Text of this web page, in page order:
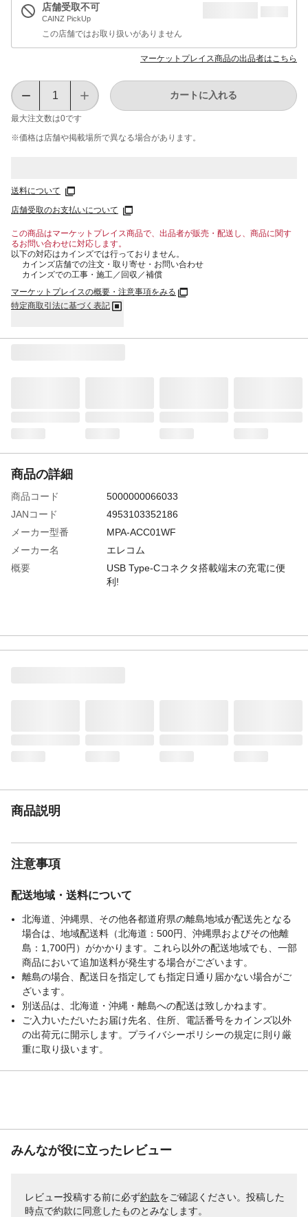
店舗受取不可
CAINZ PickUp
この店舗ではお取り扱いがありません
マーケットプレイス商品の出品者はこちら
最大注文数は0です
カートに入れる
※価格は​店舗や​掲載場所で​異なる​場合が​あります。
送料について
店舗受取のお支払いについて
この商品はマーケットプレイス商品で、出品者が販売・配送し、商品に関す
るお問い合わせに対応します。
以下の対応はカインズでは行っておりません。
カインズ店舗での注文・取り寄せ・お問い合わせ
カインズでの工事・施工／回収／補償
マーケットプレイスの概要・注意事項をみる
特定商取引法に基づく表記
商品の詳細
商品コード
5000000066033
JANコード
4953103352186
メーカー型番
MPA-ACC01WF
メーカー名
エレコム
概要
USB Type-Cコネクタ搭載端末の充電に便
利!
商品説明
注意事項
配送地域・送料について
北海道、沖縄県、その他各都道府県の離島地域が配送先となる
場合は、地域配送料（北海道：500円、沖縄県およびその他離
島：1,700円）がかかります。これら以外の配送地域でも、一部
商品において追加送料が発生する場合がございます。
離島の場合、配送日を指定しても指定日通り届かない場合がご
ざいます。
別送品は、北海道・沖縄・離島への配送は致しかねます。
ご入力いただいたお届け先名、住所、電話番号をカインズ以外
の出荷元に開示します。プライバシーポリシーの規定に則り厳
重に取り扱います。
みんなが役に立ったレビュー
レビュー投稿する前に必ず約款をご確認ください。投稿した
時点で約款に同意したものとみなします。